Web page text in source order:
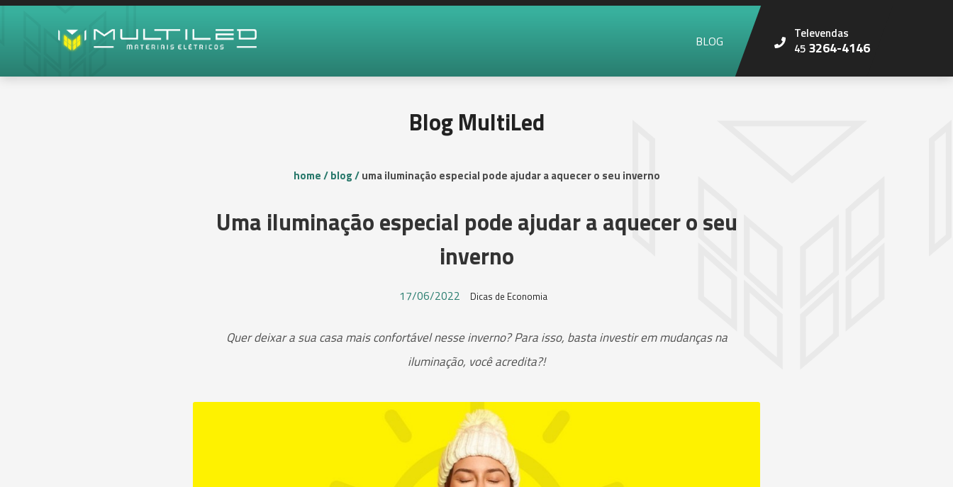
BLOG
Televendas
45 3264-4146
Blog MultiLed
home /blog /uma iluminação especial pode ajudar a aquecer o seu inverno
Uma iluminação especial pode ajudar a aquecer o seu
inverno
17/06/2022 Dicas de Economia
Quer deixar a sua casa mais confortável nesse inverno? Para isso, basta investir em mudanças na
iluminação, você acredita?!